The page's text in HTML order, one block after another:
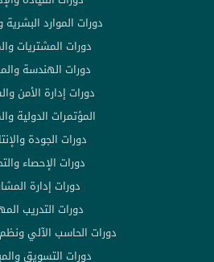
دورات الموارد البشرية
دورات المشتريات
دورات الهندسة
دورات إدارة الأمن
المؤتمرات الدولية
دورات الجودة
دورات الإحصاء
دورات إدارة
دورات التدريب
دورات الحاسب الآلي
دورات التسويق